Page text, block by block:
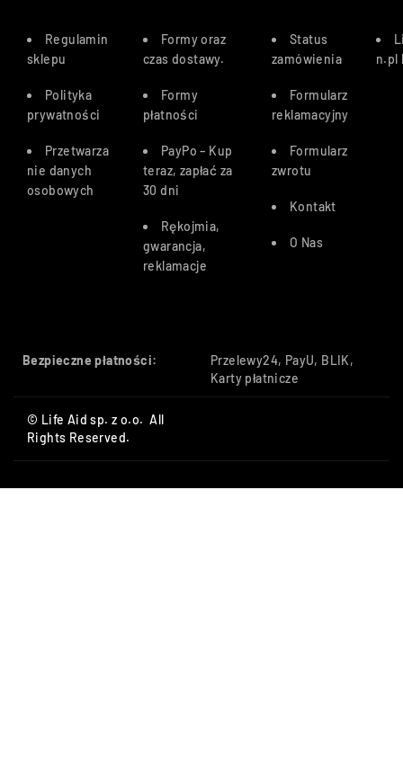
Regulamin
sklepu
Polityka
prywatności
Przetwarza
nie danych
osobowych
Formy oraz
czas dostawy.
Formy
płatności
PayPo – Kup
teraz, zapłać za
30 dni
Rękojmia,
gwarancja,
reklamacje
Status
zamówienia
Formularz
reklamacyjny
Formularz
zwrotu
Kontakt
O Nas
n.pl
Bezpieczne płatności:
Przelewy24, PayU, BLIK,
Karty płatnicze
© Life Aid sp. z o.o. All
Rights Reserved.